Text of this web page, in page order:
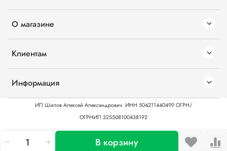
В корзину
О магазине
Клиентам
Информация
ИП Шилов Алексей Александрович ИНН 504211440499 ОГРН/
ОГРНИП 325508100438192